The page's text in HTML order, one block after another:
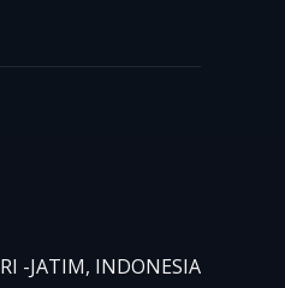
-JATIM, INDONESIA